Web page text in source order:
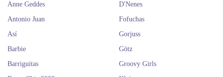
Anne Geddes
Antonio Juan
Así
Barbie
Barriguitas
D'Nenes
Fofuchas
Gorjuss
Götz
Groovy Girls